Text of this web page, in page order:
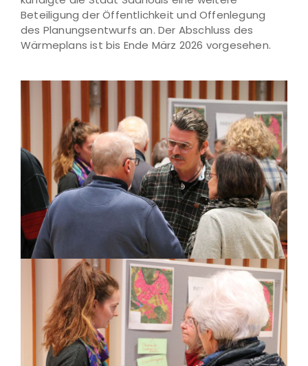
Beteiligung der Öffentlichkeit und Offenlegung
des Planungsentwurfs an. Der Abschluss des
Wärmeplans ist bis Ende März 2026 vorgesehen.